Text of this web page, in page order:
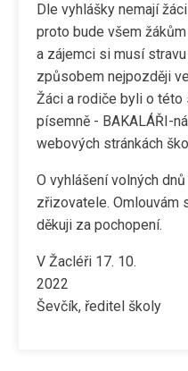
Dle vyhlášky nemají
proto bude všem
a zájemci si musí
způsobem nejpozději ve
Žáci a rodiče byli o
písemně - BAKALÁŘI-
webových stránkách
O vyhlášení volných
zřizovatele. Omlouvám
děkuji za pochopení.
V Žacléři 17. 10.
2022
Ševčík, ředitel školy